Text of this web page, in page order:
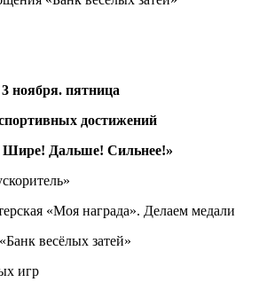
3 ноября. пятница
достижений
Дальше! Сильнее!»
«Моя награда». Делаем медали
весёлых затей»
игр